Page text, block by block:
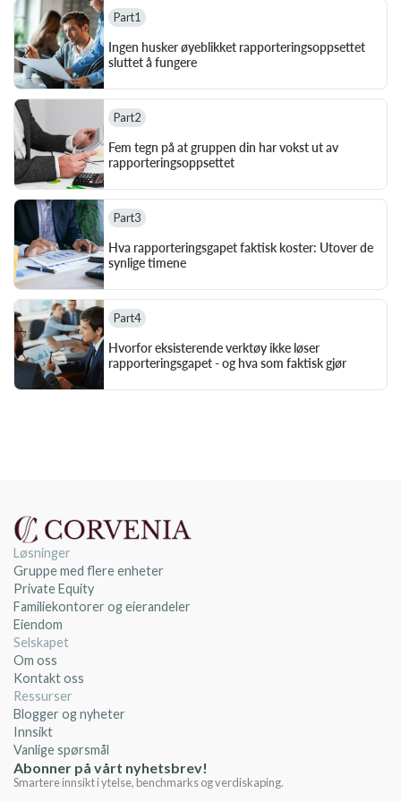
Part1
Ingen husker øyeblikket rapporteringsoppsettet
sluttet å fungere
Part2
Fem tegn på at gruppen din har vokst ut av
rapporteringsoppsettet
Part3
Hva rapporteringsgapet faktisk koster: Utover de
synlige timene
Part4
Hvorfor eksisterende verktøy ikke løser
rapporteringsgapet - og hva som faktisk gjør
Løsninger
Gruppe med flere enheter
Private Equity
Familiekontorer og eierandeler
Eiendom
Selskapet
Om oss
Kontakt oss
Ressurser
Blogger og nyheter
Innsikt
Vanlige spørsmål
Abonner på vårt nyhetsbrev!
Smartere innsikt i ytelse, benchmarks og verdiskaping.